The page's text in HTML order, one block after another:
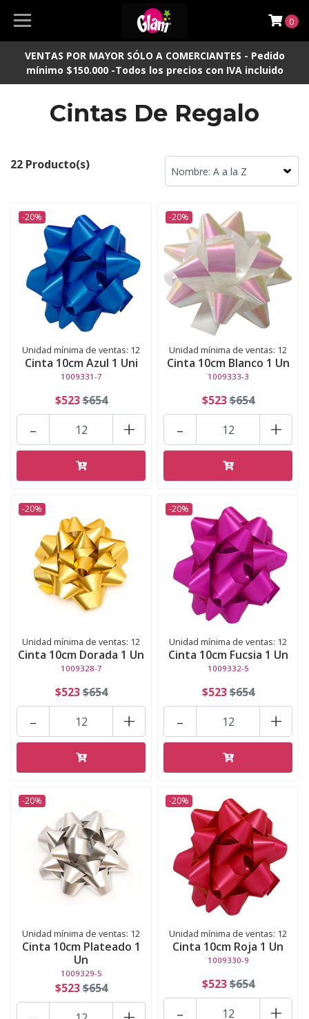
VENTAS POR MAYOR SÓLO A COMERCIANTES - Pedido
mínimo $150.000 -Todos los precios con IVA incluido
0
Cintas De Regalo
22 Producto(s)
-20%
Unidad mínima de ventas: 12
Cinta 10cm Azul 1 Uni
1009331-7
$523$654
+
-
-20%
Unidad mínima de ventas: 12
Cinta 10cm Blanco 1 Un
1009333-3
$523$654
+
-
-20%
Unidad mínima de ventas: 12
Cinta 10cm Dorada 1 Un
1009328-7
$523$654
+
-
-20%
Unidad mínima de ventas: 12
Cinta 10cm Fucsia 1 Un
1009332-5
$523$654
+
-
-20%
Unidad mínima de ventas: 12
Cinta 10cm Plateado 1
Un
1009329-5
$523$654
-20%
Unidad mínima de ventas: 12
Cinta 10cm Roja 1 Un
1009330-9
$523$654
+
-